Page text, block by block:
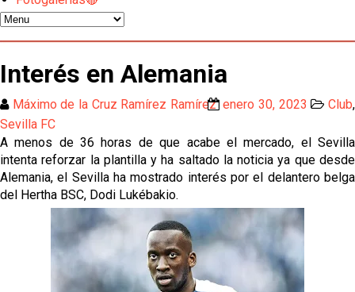
temporada pasada”
fichajes
Opinión | "Carta abierta a Alberto Flores" por Rafa
García
Análisis I Quién es y cómo juega Fran González
Endrick y Marc Bernal protagonizan las ofertas más
destacadas del día
El Sevilla Juvenil A última detalles en Canarias para
su debut en la Cantalejo Province Cup
Interés en Alemania
Máximo de la Cruz Ramírez Ramírez enero 30, 2023 Club,
Sevilla FC
A menos de 36 horas de que acabe el mercado, el Sevilla
intenta reforzar la plantilla y ha saltado la noticia ya que desde
Alemania, el Sevilla ha mostrado interés por el delantero belga
del Hertha BSC, Dodi Lukébakio.